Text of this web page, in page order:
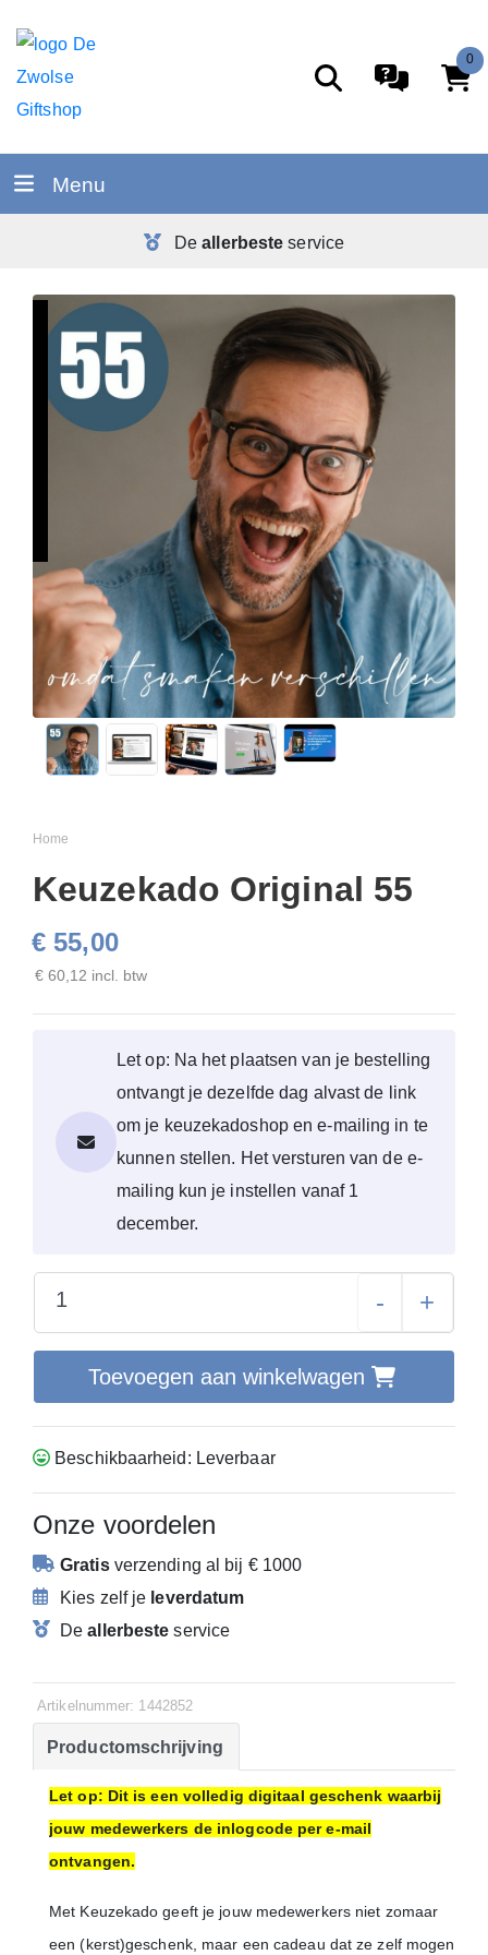
0
Menu
Deallerbeste service
Home
Keuzekado Original 55
€ 55,00
€ 60,12 incl. btw
Let op: Na het plaatsen van je bestelling
ontvangt je dezelfde dag alvast de link
om je keuzekadoshop en e-mailing in te
kunnen stellen. Het versturen van de e-
mailing kun je instellen vanaf 1
december.
- +
Toevoegen aan winkelwagen
Beschikbaarheid: Leverbaar
Onze voordelen
Gratisverzending al bij € 1000
Kies zelf je leverdatum
Deallerbeste service
Artikelnummer: 1442852
Productomschrijving
Let op: Dit is een volledig digitaal geschenk waarbij
jouw medewerkers de inlogcode per e-mail
ontvangen.
Met Keuzekado geeft je jouw medewerkers niet zomaar
een (kerst)geschenk, maar een cadeau dat ze zelf mogen